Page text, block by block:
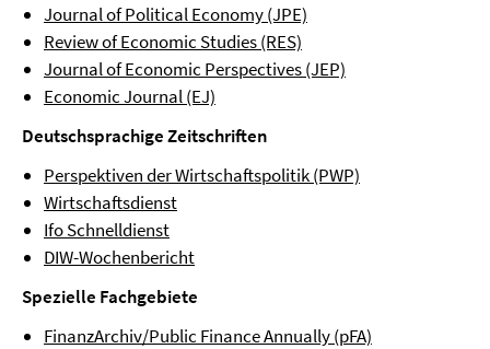
Journal of Political Economy (JPE)
Review of Economic Studies (RES)
Journal of Economic Perspectives (JEP)
Economic Journal (EJ)
Deutschsprachige Zeitschriften
Perspektiven der Wirtschaftspolitik (PWP)
Wirtschaftsdienst
Ifo Schnelldienst
DIW-Wochenbericht
Spezielle Fachgebiete
FinanzArchiv/Public Finance Annually (pFA)